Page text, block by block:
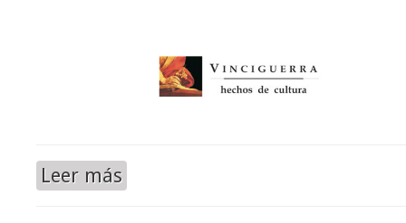
Leer más